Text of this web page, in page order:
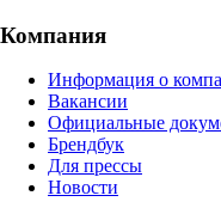
Компания
Информация о
Вакансии
Официальные
Брендбук
Для прессы
Новости